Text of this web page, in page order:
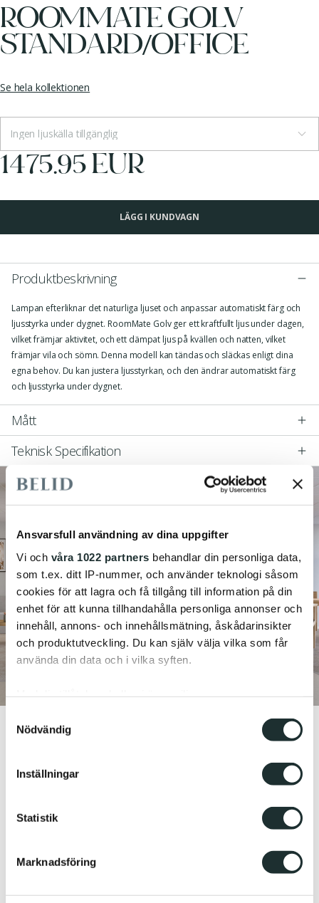
Ansvarsfull användning av dina uppgifter
Vi och våra 1022 partners behandlar din personliga data,
som t.ex. ditt IP-nummer, och använder teknologi såsom
cookies för att lagra och få tillgång till information på din
enhet för att kunna tillhandahålla personliga annonser och
innehåll, annons- och innehållsmätning, åskådarinsikter
och produktutveckling. Du kan själv välja vilka som får
använda din data och i vilka syften.
som kan ha en noggrannhet på upp till flera meter
Du kan ändra eller dra tillbaka ditt samtycke när som
Vi använder enhetsidentifierare för att anpassa innehållet
Nödvändig
Inställningar
Statistik
Marknadsföring
ROOMMATE GOLV
STANDARD/OFFICE
Se hela kollektionen
Ingen ljuskälla tillgänglig
1475.95 EUR
LÄGG I KUNDVAGN
Produktbeskrivning
Lampan efterliknar det naturliga ljuset och anpassar automatiskt färg och
ljusstyrka under dygnet. RoomMate Golv ger ett kraftfullt ljus under dagen,
vilket främjar aktivitet, och ett dämpat ljus på kvällen och natten, vilket
främjar vila och sömn. Denna modell kan tändas och släckas enligt dina
egna behov. Du kan justera ljusstyrkan, och den ändrar automatiskt färg
och ljusstyrka under dygnet.
Mått
Teknisk Specifikation